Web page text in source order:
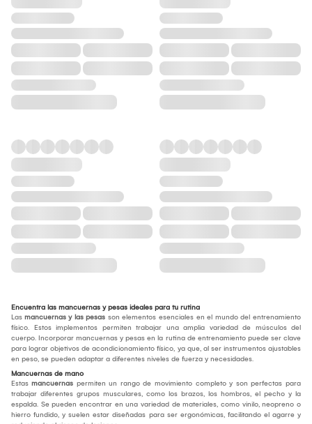
Encuentra las mancuernas y pesas ideales para tu rutina
Las mancuernas y las pesas son elementos esenciales en el mundo del entrenamiento
físico. Estos implementos permiten trabajar una amplia variedad de músculos del
cuerpo. Incorporar mancuernas y pesas en la rutina de entrenamiento puede ser clave
para lograr objetivos de acondicionamiento físico, ya que, al ser instrumentos ajustables
en peso, se pueden adaptar a diferentes niveles de fuerza y necesidades.
Mancuernas de mano
Estas mancuernas permiten un rango de movimiento completo y son perfectas para
trabajar diferentes grupos musculares, como los brazos, los hombros, el pecho y la
espalda. Se pueden encontrar en una variedad de materiales, como vinilo, neopreno o
hierro fundido, y suelen estar diseñadas para ser ergonómicas, facilitando el agarre y